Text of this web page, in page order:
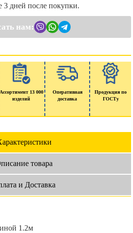
3 дней после покупки.
нам:
Ассортимент 13 000
изделий
Оперативная
доставка
Продукция по
ГОСТу
товара
и Доставка
1.2м